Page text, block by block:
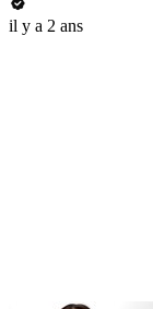
il y a 2 ans